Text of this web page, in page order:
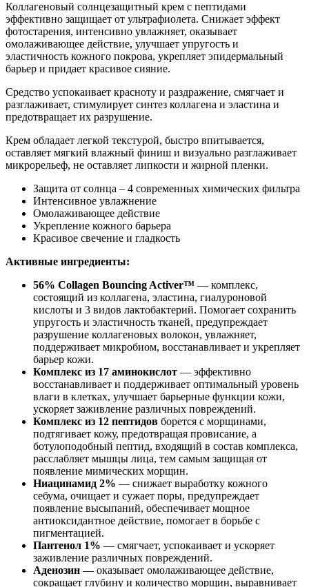
Коллагеновый солнцезащитный крем с пептидами
эффективно защищает от ультрафиолета. Снижает эффект
фотостарения, интенсивно увлажняет, оказывает
омолаживающее действие, улучшает упругость и
эластичность кожного покрова, укрепляет эпидермальный
барьер и придает красивое сияние.
Средство успокаивает красноту и раздражение, смягчает и
разглаживает, стимулирует синтез коллагена и эластина и
предотвращает их разрушение.
Крем обладает легкой текстурой, быстро впитывается,
оставляет мягкий влажный финиш и визуально разглаживает
микрорельеф, не оставляет липкости и жирной пленки.
Защита от солнца – 4 современных химических фильтра
Интенсивное увлажнение
Омолаживающее действие
Укрепление кожного барьера
Красивое свечение и гладкость
Активные ингредиенты:
56% Collagen Bouncing Activer™ — комплекс,
состоящий из коллагена, эластина, гиалуроновой
кислоты и 3 видов лактобактерий. Помогает сохранить
упругость и эластичность тканей, предупреждает
разрушение коллагеновых волокон, увлажняет,
поддерживает микробиом, восстанавливает и укрепляет
барьер кожи.
Комплекс из 17 аминокислот — эффективно
восстанавливает и поддерживает оптимальный уровень
влаги в клетках, улучшает барьерные функции кожи,
ускоряет заживление различных повреждений.
Комплекс из 12 пептидов борется с морщинами,
подтягивает кожу, предотвращая провисание, а
ботулоподобный пептид, входящий в состав комплекса,
расслабляет мышцы лица, тем самым защищая от
появление мимических морщин.
Ниацинамид 2% — снижает выработку кожного
себума, очищает и сужает поры, предупреждает
появление высыпаний, обеспечивает мощное
антиоксидантное действие, помогает в борьбе с
пигментацией.
Пантенол 1% — смягчает, успокаивает и ускоряет
заживление различных повреждений.
Аденозин — оказывает омолаживающее действие,
сокращает глубину и количество морщин, выравнивает